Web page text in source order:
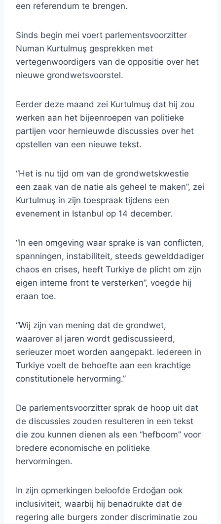
een referendum te brengen.
Sinds begin mei voert parlementsvoorzitter
Numan Kurtulmuş gesprekken met
vertegenwoordigers van de oppositie over het
nieuwe grondwetsvoorstel.
Eerder deze maand zei Kurtulmuş dat hij zou
werken aan het bijeenroepen van politieke
partijen voor hernieuwde discussies over het
opstellen van een nieuwe tekst.
“Het is nu tijd om van de grondwetskwestie
een zaak van de natie als geheel te maken”, zei
Kurtulmuş in zijn toespraak tijdens een
evenement in Istanbul op 14 december.
“In een omgeving waar sprake is van conflicten,
spanningen, instabiliteit, steeds gewelddadiger
chaos en crises, heeft Turkiye de plicht om zijn
eigen interne front te versterken”, voegde hij
eraan toe.
“Wij zijn van mening dat de grondwet,
waarover al jaren wordt gediscussieerd,
serieuzer moet worden aangepakt. Iedereen in
Turkiye voelt de behoefte aan een krachtige
constitutionele hervorming.”
De parlementsvoorzitter sprak de hoop uit dat
de discussies zouden resulteren in een tekst
die zou kunnen dienen als een “hefboom” voor
bredere economische en politieke
hervormingen.
In zijn opmerkingen beloofde Erdoğan ook
inclusiviteit, waarbij hij benadrukte dat de
regering alle burgers zonder discriminatie zou